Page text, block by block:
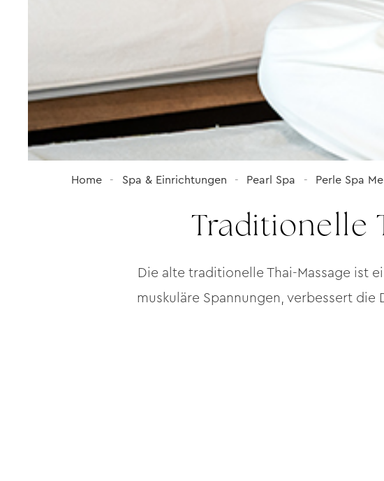
Home Spa & Einrichtungen Pearl Spa Perle Spa
Traditionelle
Die alte traditionelle Thai-Massage ist
muskuläre Spannungen, verbessert